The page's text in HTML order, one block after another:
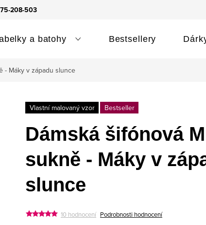
208-503
a batohy Bestsellery
- Máky v západu slunce
Vlastní malovaný vzor Bestseller
Dámská šifónová
sukně - Máky v
slunce
10 hodnocení Podrobnosti hodnocení